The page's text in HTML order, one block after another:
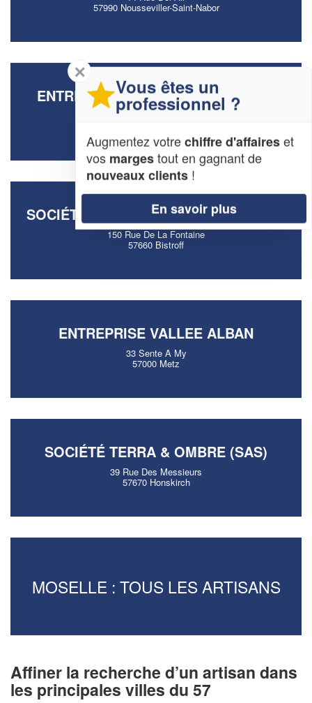
57990 Nousseviller-Saint-Nabor
ENTREPRISE DUBOIS CHRISTOPHE
SOCIÉTÉ A TOUT SERVICES 57 (SARL)
150 Rue De La Fontaine
57660 Bistroff
ENTREPRISE VALLEE ALBAN
33 Sente A My
57000 Metz
SOCIÉTÉ TERRA & OMBRE (SAS)
39 Rue Des Messieurs
57670 Honskirch
MOSELLE : TOUS LES ARTISANS
Affiner la recherche d’un artisan dans
les principales villes du 57
✕
Vous êtes un
professionnel ?
Augmentez votrechiffre d'affaireset
vos margestout en gagnant de
nouveaux clients !
En savoir plus